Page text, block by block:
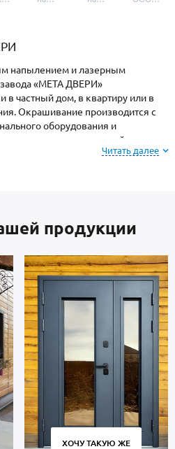
напылением и лазерным
«МЕТА ДВЕРИ»
в частный дом, в квартиру или в
Окрашивание производится с
оборудования и
поверхность устойчива к
атмосферным явлениям и
порошкового покрытия из
по замерам.
листы и многоконтурный профиль
Россия, толщиной 2 мм.
установлены замки 4-го
минплита.
3 контура для
для многолетней эксплуатации и
в течение 10 тысяч циклов
Современное оборудование,
Читать далее
продукции
ХОЧУ ТАКУЮ ЖЕ